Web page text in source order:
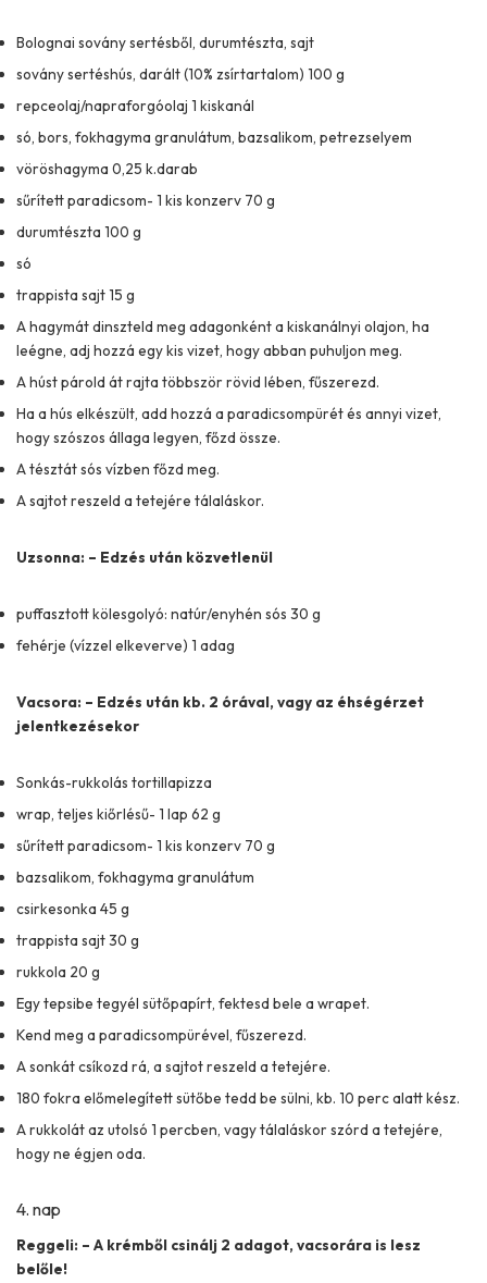
Bolognai sovány sertésből, durumtészta, sajt
sovány sertéshús, darált (10% zsírtartalom) 100 g
repceolaj/napraforgóolaj 1 kiskanál
só, bors, fokhagyma granulátum, bazsalikom, petrezselyem
vöröshagyma 0,25 k.darab
sűrített paradicsom- 1 kis konzerv 70 g
durumtészta 100 g
só
trappista sajt 15 g
A hagymát dinszteld meg adagonként a kiskanálnyi olajon, ha
leégne, adj hozzá egy kis vizet, hogy abban puhuljon meg.
A húst párold át rajta többször rövid lében, fűszerezd.
Ha a hús elkészült, add hozzá a paradicsompürét és annyi vizet,
hogy szószos állaga legyen, főzd össze.
A tésztát sós vízben főzd meg.
A sajtot reszeld a tetejére tálaláskor.
Uzsonna: – Edzés után közvetlenül
puffasztott kölesgolyó: natúr/enyhén sós 30 g
fehérje (vízzel elkeverve) 1 adag
Vacsora: – Edzés után kb. 2 órával, vagy az éhségérzet
jelentkezésekor
Sonkás-rukkolás tortillapizza
wrap, teljes kiőrlésű- 1 lap 62 g
sűrített paradicsom- 1 kis konzerv 70 g
bazsalikom, fokhagyma granulátum
csirkesonka 45 g
trappista sajt 30 g
rukkola 20 g
Egy tepsibe tegyél sütőpapírt, fektesd bele a wrapet.
Kend meg a paradicsompürével, fűszerezd.
A sonkát csíkozd rá, a sajtot reszeld a tetejére.
180 fokra előmelegített sütőbe tedd be sülni, kb. 10 perc alatt kész.
A rukkolát az utolsó 1 percben, vagy tálaláskor szórd a tetejére,
hogy ne égjen oda.
4. nap
Reggeli: – A krémből csinálj 2 adagot, vacsorára is lesz
belőle!